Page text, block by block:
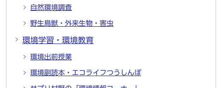
自然環境調査
野生鳥獣・外来生物・害虫
環境学習・環境教育
環境出前授業
環境副読本・エコライフつうしんぼ